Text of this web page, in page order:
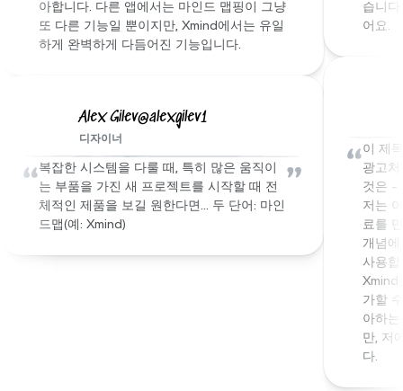
아합니다. 다른 앱에서는 마인드 맵핑이 그냥
또 다른 기능일 뿐이지만, Xmind에서는 유일
하게 완벽하게 다듬어진 기능입니다.
Alex Gilev@alexgilev1
디자이너
“복잡한 시스템을 다룰 때, 특히 많은 움직이
는 부품을 가진 새 프로젝트를 시작할 때 전
체적인 제품을 보길 원한다면… 두 단어: 마인
드맵(예: Xmind)
”
습니
어요.
“이 제
광고
것은 -
저는
료를
개념
사용합
Xmind
가할
아하
만, 저
다.